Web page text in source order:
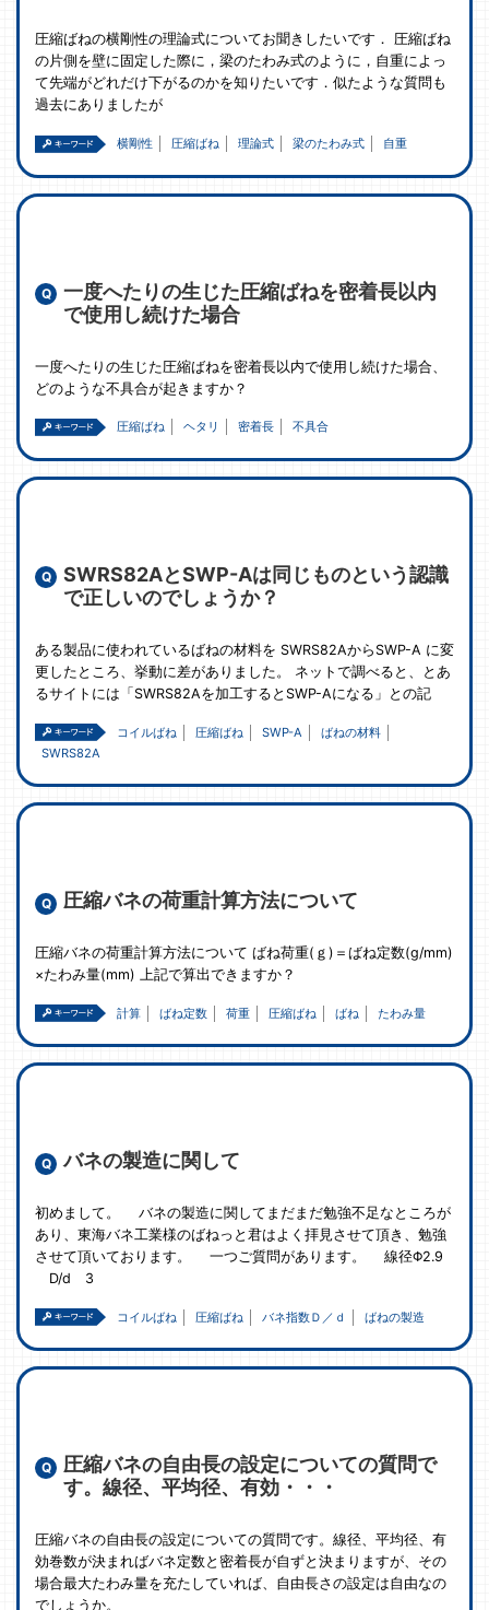
圧縮ばねの横剛性の理論式についてお聞きしたいです． 圧縮ばね
の片側を壁に固定した際に，梁のたわみ式のように，自重によっ
て先端がどれだけ下がるのかを知りたいです．似たような質問も
過去にありましたが
横剛性 圧縮ばね 理論式 梁のたわみ式 自重
一度へたりの生じた圧縮ばねを密着長以内
で使用し続けた場合
一度へたりの生じた圧縮ばねを密着長以内で使用し続けた場合、
どのような不具合が起きますか？
圧縮ばね ヘタリ 密着長 不具合
SWRS82AとSWP-Aは同じものという認識
で正しいのでしょうか？
ある製品に使われているばねの材料を SWRS82AからSWP-A に変
更したところ、挙動に差がありました。 ネットで調べると、とあ
るサイトには「SWRS82Aを加工するとSWP-Aになる」との記
コイルばね 圧縮ばね SWP-A
ばねの材料
SWRS82A
圧縮バネの荷重計算方法について
圧縮バネの荷重計算方法について ばね荷重(ｇ)＝ばね定数(g/mm)
×たわみ量(mm) 上記で算出できますか？
計算 ばね定数 荷重 圧縮ばね ばね たわみ量
バネの製造に関して
初めまして。 バネの製造に関してまだまだ勉強不足なところが
あり、東海バネ工業様のばねっと君はよく拝見させて頂き、勉強
させて頂いております。 一つご質問があります。 線径Φ2.9
D/d 3
コイルばね 圧縮ばね バネ指数Ｄ／ｄ ばねの製造
圧縮バネの自由長の設定についての質問で
す。線径、平均径、有効・・・
圧縮バネの自由長の設定についての質問です。線径、平均径、有
効巻数が決まればバネ定数と密着長が自ずと決まりますが、その
場合最大たわみ量を充たしていれば、自由長さの設定は自由なの
でしょうか。